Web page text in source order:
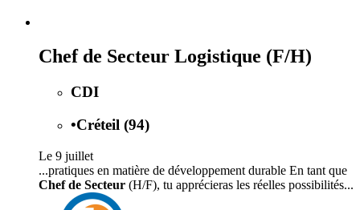
Chef de Secteur Logistique (F/H)
CDI
•Créteil (94)
Le 9 juillet
...pratiques en matière de développement durable En tant que
Chef de Secteur (H/F), tu apprécieras les réelles possibilités...